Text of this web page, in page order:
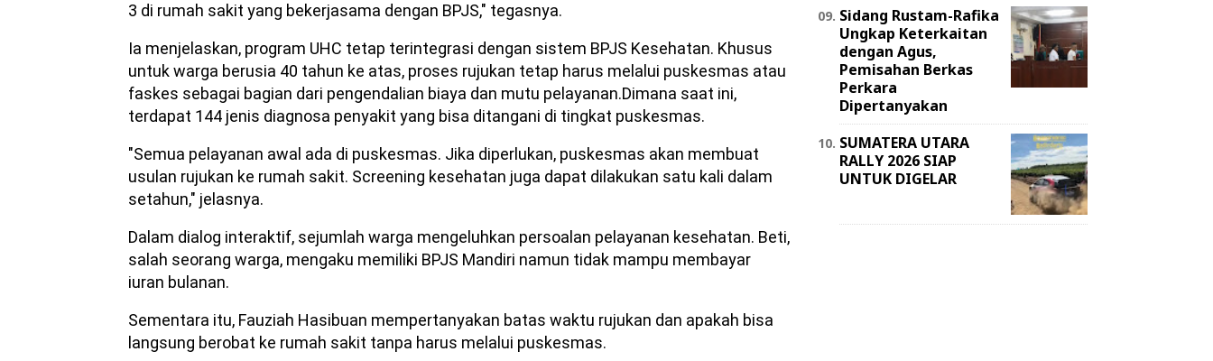
3 di rumah sakit yang bekerjasama dengan BPJS," tegasnya.
Ia menjelaskan, program UHC tetap terintegrasi dengan sistem BPJS Kesehatan. Khusus
untuk warga berusia 40 tahun ke atas, proses rujukan tetap harus melalui puskesmas atau
faskes sebagai bagian dari pengendalian biaya dan mutu pelayanan.Dimana saat ini,
terdapat 144 jenis diagnosa penyakit yang bisa ditangani di tingkat puskesmas.
"Semua pelayanan awal ada di puskesmas. Jika diperlukan, puskesmas akan membuat
usulan rujukan ke rumah sakit. Screening kesehatan juga dapat dilakukan satu kali dalam
setahun," jelasnya.
Dalam dialog interaktif, sejumlah warga mengeluhkan persoalan pelayanan kesehatan. Beti,
salah seorang warga, mengaku memiliki BPJS Mandiri namun tidak mampu membayar
iuran bulanan.
Sementara itu, Fauziah Hasibuan mempertanyakan batas waktu rujukan dan apakah bisa
langsung berobat ke rumah sakit tanpa harus melalui puskesmas.
Sidang Rustam-Rafika
Ungkap Keterkaitan
dengan Agus,
Pemisahan Berkas
Perkara
Dipertanyakan
SUMATERA UTARA
RALLY 2026 SIAP
UNTUK DIGELAR